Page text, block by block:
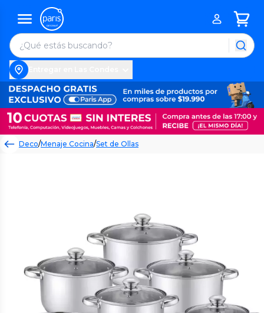
Deco/Menaje Cocina/Set de Ollas